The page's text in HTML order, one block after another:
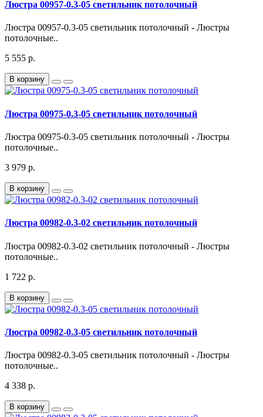
Люстра 00957-0.3-05 светильник потолочный
Люстра 00957-0.3-05 светильник потолочный - Люстры
потолочные..
5 555 р.
В корзину
Люстра 00975-0.3-05 светильник потолочный
Люстра 00975-0.3-05 светильник потолочный - Люстры
потолочные..
3 979 р.
В корзину
Люстра 00982-0.3-02 светильник потолочный
Люстра 00982-0.3-02 светильник потолочный - Люстры
потолочные..
1 722 р.
В корзину
Люстра 00982-0.3-05 светильник потолочный
Люстра 00982-0.3-05 светильник потолочный - Люстры
потолочные..
4 338 р.
В корзину